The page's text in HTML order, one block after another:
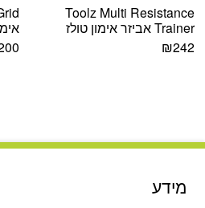
Toolz Multi Resistance
Trainer אביזר אימון טולז
₪242
מידע